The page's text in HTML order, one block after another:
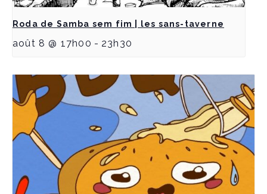
Roda de Samba sem fim | les sans-taverne
août 8 @ 17h00 - 23h30